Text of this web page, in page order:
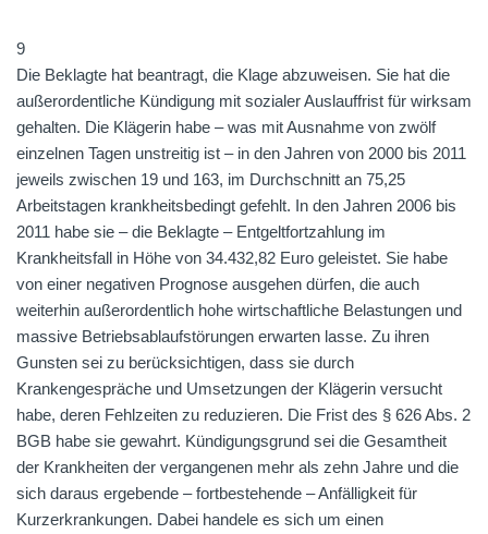
9
Die Beklagte hat beantragt, die Klage abzuweisen. Sie hat die
außerordentliche Kündigung mit sozialer Auslauffrist für wirksam
gehalten. Die Klägerin habe – was mit Ausnahme von zwölf
einzelnen Tagen unstreitig ist – in den Jahren von 2000 bis 2011
jeweils zwischen 19 und 163, im Durchschnitt an 75,25
Arbeitstagen krankheitsbedingt gefehlt. In den Jahren 2006 bis
2011 habe sie – die Beklagte – Entgeltfortzahlung im
Krankheitsfall in Höhe von 34.432,82 Euro geleistet. Sie habe
von einer negativen Prognose ausgehen dürfen, die auch
weiterhin außerordentlich hohe wirtschaftliche Belastungen und
massive Betriebsablaufstörungen erwarten lasse. Zu ihren
Gunsten sei zu berücksichtigen, dass sie durch
Krankengespräche und Umsetzungen der Klägerin versucht
habe, deren Fehlzeiten zu reduzieren. Die Frist des § 626 Abs. 2
BGB habe sie gewahrt. Kündigungsgrund sei die Gesamtheit
der Krankheiten der vergangenen mehr als zehn Jahre und die
sich daraus ergebende – fortbestehende – Anfälligkeit für
Kurzerkrankungen. Dabei handele es sich um einen